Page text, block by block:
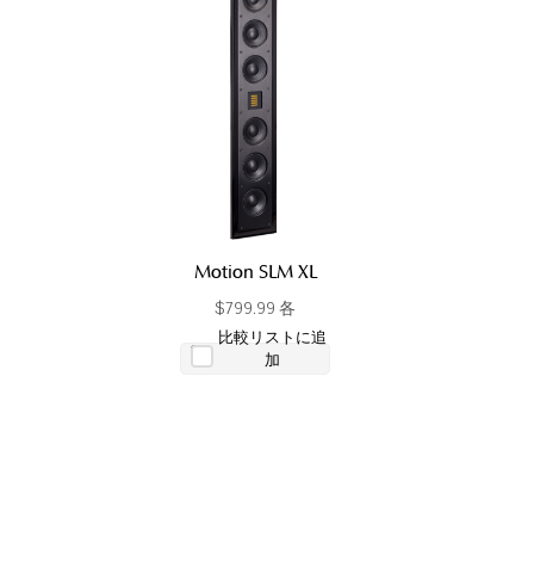
Motion SLM XL
$799.99 各
比較リストに追
加